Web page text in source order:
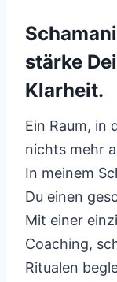
stärke
Klarheit.
Ein Raum, in
nichts mehr
In meinem
Du einen
Mit einer
Coaching,
Ritualen